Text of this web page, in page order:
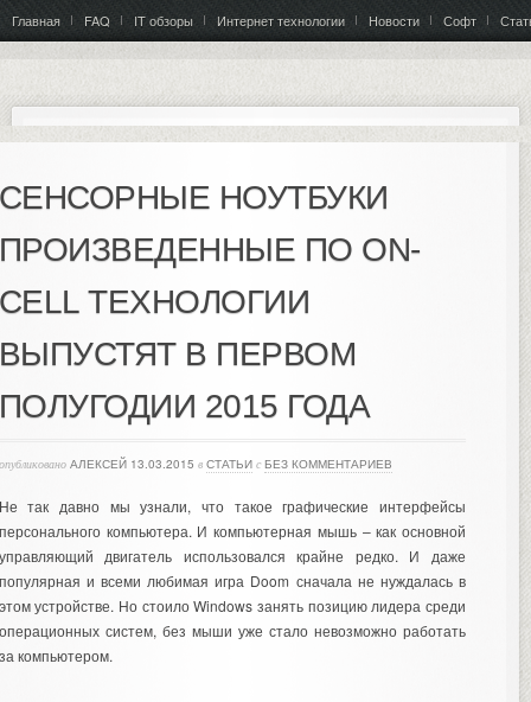
Главная FAQ IT обзоры Интернет технологии Новости Софт
НОУТБУКИ
ПО ON-
ТЕХНОЛОГИИ
В ПЕРВОМ
2015 ГОДА
АЛЕКСЕЙ 13.03.2015 в СТАТЬИ с БЕЗ КОММЕНТАРИЕВ
так давно мы узнали, что такое графические интерфейсы
компьютера. И компьютерная мышь – как основной
двигатель использовался крайне редко. И даже
и всеми любимая игра Doom сначала не нуждалась в
устройстве. Но стоило Windows занять позицию лидера среди
систем, без мыши уже стало невозможно работать
компьютером.